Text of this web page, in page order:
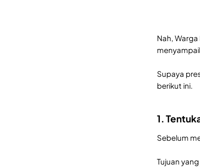
Nah,
Supaya
berikut ini.
1.
Sebelum
Tujuan